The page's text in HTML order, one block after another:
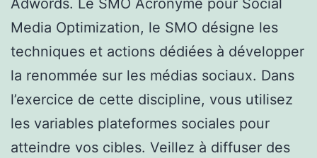
Media Optimization, le SMO désigne les
techniques et actions dédiées à développer
la renommée sur les médias sociaux. Dans
l’exercice de cette discipline, vous utilisez
les variables plateformes sociales pour
atteindre vos cibles. Veillez à diffuser des